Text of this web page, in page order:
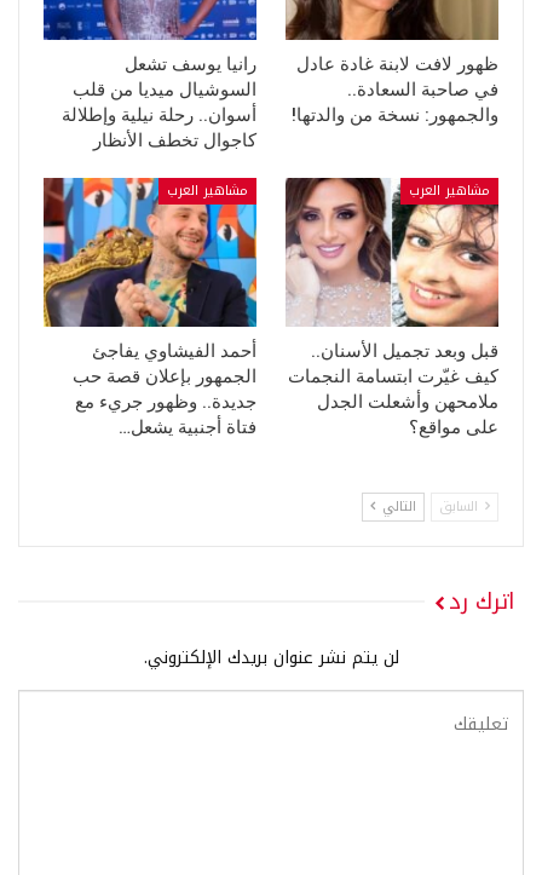
ظهور لافت لابنة غادة عادل
في صاحبة السعادة..
والجمهور: نسخة من والدتها!
رانيا يوسف تشعل
السوشيال ميديا من قلب
أسوان.. رحلة نيلية وإطلالة
كاجوال تخطف الأنظار
مشاهير العرب
قبل وبعد تجميل الأسنان..
كيف غيّرت ابتسامة النجمات
ملامحهن وأشعلت الجدل
على مواقع؟
مشاهير العرب
أحمد الفيشاوي يفاجئ
الجمهور بإعلان قصة حب
جديدة.. وظهور جريء مع
فتاة أجنبية يشعل…
السابق التالي
اترك رد
لن يتم نشر عنوان بريدك الإلكتروني.